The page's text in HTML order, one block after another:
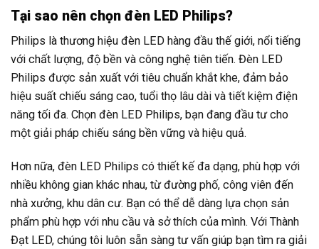
Tại sao nên chọn đèn LED Philips?
Philips là thương hiệu đèn LED hàng đầu thế giới, nổi tiếng
với chất lượng, độ bền và công nghệ tiên tiến. Đèn LED
Philips được sản xuất với tiêu chuẩn khắt khe, đảm bảo
hiệu suất chiếu sáng cao, tuổi thọ lâu dài và tiết kiệm điện
năng tối đa. Chọn đèn LED Philips, bạn đang đầu tư cho
một giải pháp chiếu sáng bền vững và hiệu quả.
Hơn nữa, đèn LED Philips có thiết kế đa dạng, phù hợp với
nhiều không gian khác nhau, từ đường phố, công viên đến
nhà xưởng, khu dân cư. Bạn có thể dễ dàng lựa chọn sản
phẩm phù hợp với nhu cầu và sở thích của mình. Với Thành
Đạt LED, chúng tôi luôn sẵn sàng tư vấn giúp bạn tìm ra giải